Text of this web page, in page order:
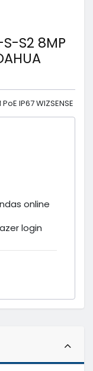
S2 8MP
IP67 WIZSENSE
online
login